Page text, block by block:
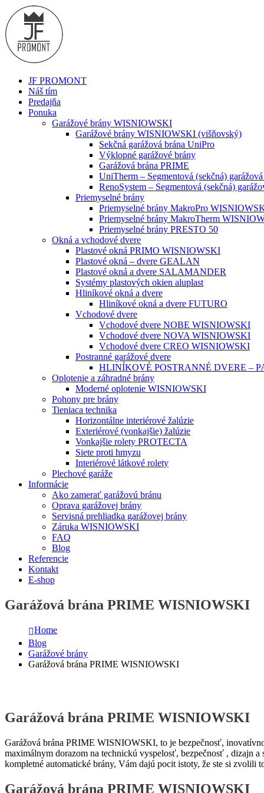
JF PROMONT
Náš tím
Predajňa
Ponuka
Garážové brány WISNIOWSKI
Garážové brány WISNIOWSKI (višňovský)
Sekčná garážová brána UniPro
Výklopné garážové brány
Garážová brána PRIME
UniTherm – Segmentová (sekčná)
RenoSystem – Segmentová (sekčná)
Priemyselné brány
Priemyselné brány MakroPro
Priemyselné brány MakroTherm
Priemyselné brány PRESTO 50
Okná a vchodové dvere
Plastové okná PRIMO WISNIOWSKI
Plastové okná – dvere GEALAN
Plastové okná a dvere SALAMANDER
Systémy plastových okien aluplast
Hliníkové okná a dvere
Hliníkové okná a dvere FUTURO
Vchodové dvere
Vchodové dvere NOBE WISNIOWSKI
Vchodové dvere NOVA WISNIOWSKI
Vchodové dvere CREO WISNIOWSKI
Postranné garážové dvere
HLINÍKOVÉ POSTRANNÉ DVERE –
Oplotenie a záhradné brány
Moderné oplotenie WISNIOWSKI
Pohony pre brány
Tieniaca technika
Horizontálne interiérové žalúzie
Exteriérové (vonkajšie) žalúzie
Vonkajšie rolety PROTECTA
Siete proti hmyzu
Interiérové látkové rolety
Plechové garáže
Informácie
Ako zamerať garážovú bránu
Oprava garážovej brány
Servisná prehliadka garážovej brány
Záruka WISNIOWSKI
FAQ
Blog
Referencie
Kontakt
E-shop
Garážová brána PRIME WISNIOWSKI
Home
Blog
Garážové brány
Garážová brána PRIME WISNIOWSKI
Garážová brána PRIME WISNIOWSKI
Garážová brána PRIME WISNIOWSKI, to je bezpečnosť,
maximálnym dorazom na technickú vyspelosť, bezpečnosť , dizajn
kompletné automatické brány, Vám dajú pocit istoty, že ste si zvolili
Garážová brána PRIME WISNIOWSKI